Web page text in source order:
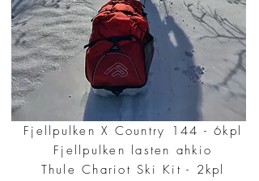
Fjellpulken X Country 144 - 6kpl
Fjellpulken lasten ahkio
Thule Chariot Ski Kit - 2kpl